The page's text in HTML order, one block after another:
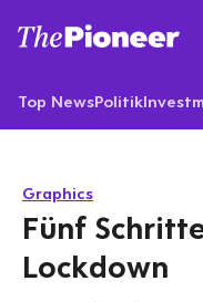
Top NewsPolitik
Graphics
Fünf
Lockdown